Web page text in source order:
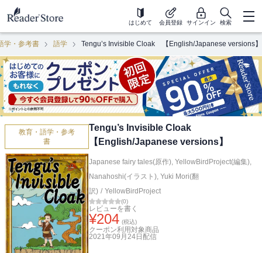
はじめて 会員登録 サインイン 検索
学・参考書 語学 Tengu’s Invisible Cloak 【English/Japanese versions】
教育・語学・参考
書
Tengu’s Invisible Cloak
【English/Japanese versions】
Japanese fairy tales(原作), YellowBirdProject(編集),
Nanahoshi(イラスト), Yuki Mori(翻
訳) / YellowBirdProject
(0)
レビューを書く
¥204 (税込)
クーポン利用対象商品
2021年09月24日 配信